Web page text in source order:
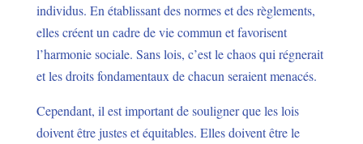
individus. En établissant des normes et des règlements,
elles créent un cadre de vie commun et favorisent
l’harmonie sociale. Sans lois, c’est le chaos qui régnerait
et les droits fondamentaux de chacun seraient menacés.
Cependant, il est important de souligner que les lois
doivent être justes et équitables. Elles doivent être le